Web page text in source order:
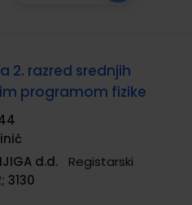
2. razred srednjih
programom fizike
d.d.
Registarski
3130